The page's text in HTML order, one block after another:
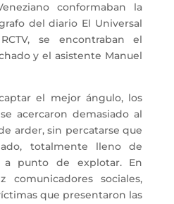
conformaban la
del diario El Universal
se encontraban el
y el asistente Manuel
el mejor ángulo, los
acercaron demasiado al
arder, sin percatarse que
totalmente lleno de
a punto de explotar. En
comunicadores sociales,
que presentaron las